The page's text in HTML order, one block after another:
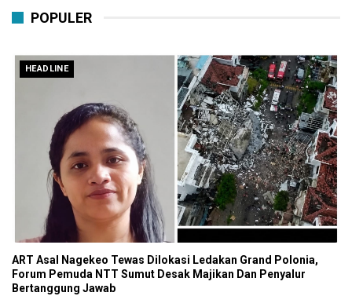
POPULER
HEADLINE
ART Asal Nagekeo Tewas Dilokasi Ledakan Grand Polonia,
Forum Pemuda NTT Sumut Desak Majikan Dan Penyalur
Bertanggung Jawab